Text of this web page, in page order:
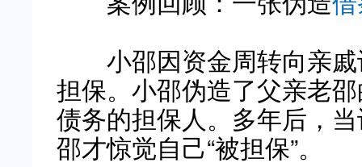
小邵因资金周转向亲戚
担保。小邵伪造了父亲老
债务的担保人。多年后，
邵才惊觉自己“被担保”。